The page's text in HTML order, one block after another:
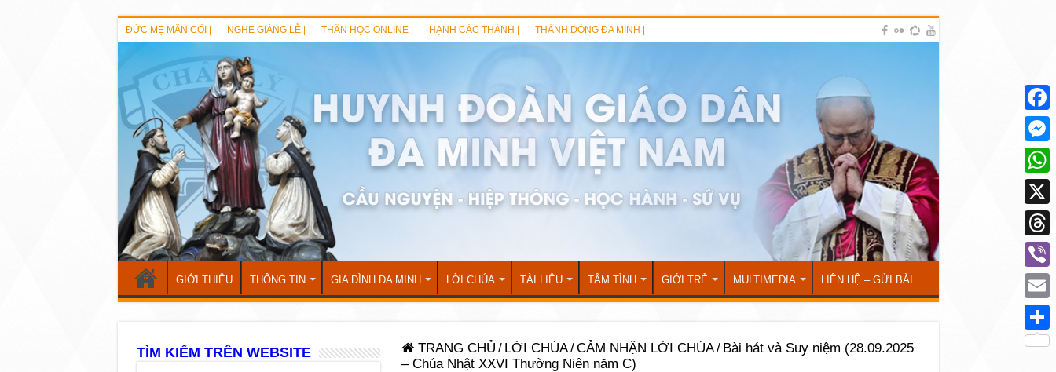
ĐỨC MẸ MÂN CÔI | NGHE GIẢNG LỄ | THẦN HỌC ONLINE | HẠNH CÁC THÁNH | THÁNH DÒNG ĐA MINH |
GIỚI THIỆU THÔNG TIN GIA ĐÌNH ĐA MINH LỜI CHÚA TÀI LIỆU TÂM TÌNH GIỚI TRẺ MULTIMEDIA LIÊN HỆ – GỬI BÀI
TRANG CHỦ / LỜI CHÚA/CẢM NHẬN LỜI CHÚA/ Bài hát và Suy niệm (28.09.2025
– Chúa Nhật XXVI Thường Niên năm C)
TÌM KIẾM TRÊN WEBSITE
X
Viber